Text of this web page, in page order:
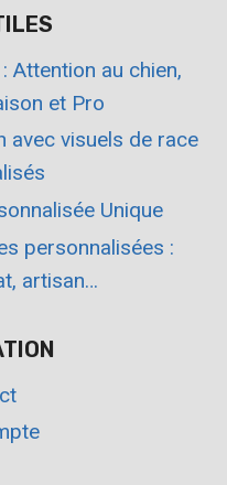
Attention au chien,
et Pro
avec visuels de race
Unique
personnalisées :
artisan…